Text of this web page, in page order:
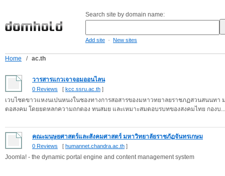
Search site by domain name:
Add site - New sites
Home / ac.th
วารสารแกวเจาจอมออนไลน
0 Reviews [ kcc.ssru.ac.th ]
เวบไซตขาวแหงนเปนหนงในชองทางการสอสารของมหาวทยาลยราชภฏสวนสนนทา
ตอสงคม โดยยดหลกความถกตอง ทนสมย และเหมาะสมตอบรบทของสงคมไทย กองบ...
คณะมนุษยศาสตร์และสังคมศาสตร์ มหาวิทยาลัยราชภัฏจันทรเกษม
0 Reviews [ humannet.chandra.ac.th ]
Joomla! - the dynamic portal engine and content management system